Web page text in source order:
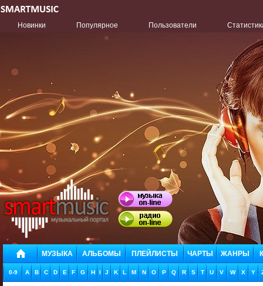
Новинки Популярное Пользователи
МУЗЫКА АЛЬБОМЫ ПЛЕЙЛИСТЫ ЧАРТЫ ЖАНРЫ
0-9 A B C D E F G H I J K L M N O P Q R S T U V W X Y